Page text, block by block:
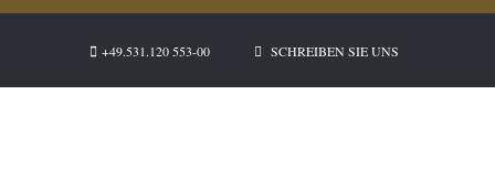
+49.531.120 553-00 SCHREIBEN SIE UNS